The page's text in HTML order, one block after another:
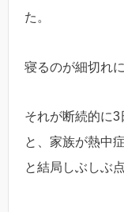
た。
寝るのが細切れ
それが断続的に
と、家族が熱中
と結局しぶしぶ